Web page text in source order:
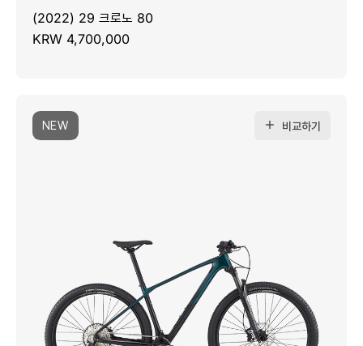
(2022) 29 크로노 80
KRW 4,700,000
NEW 비교하기